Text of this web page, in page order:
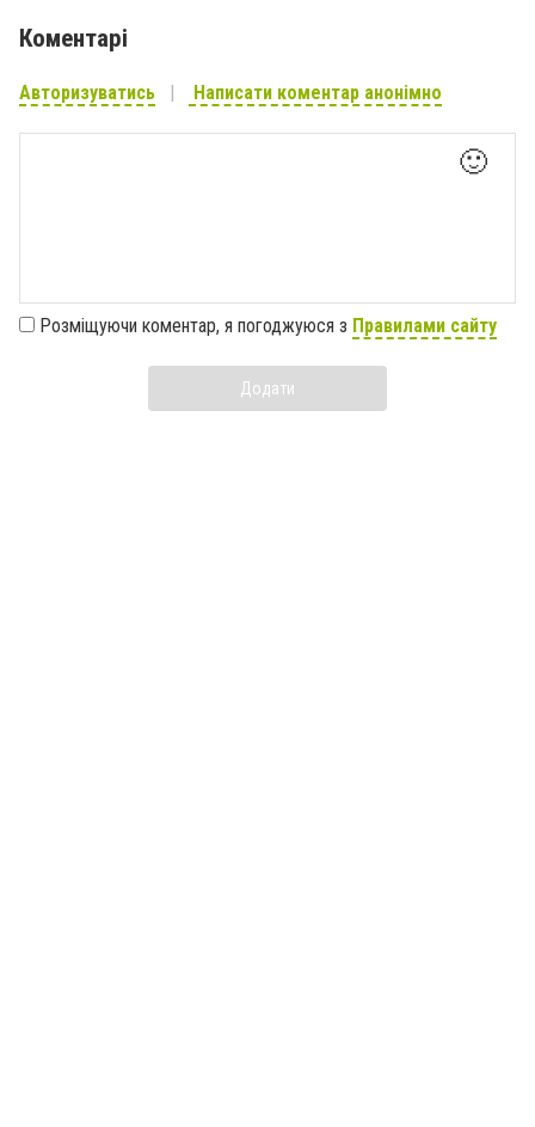
Коментарі
Авторизуватись Написати коментар анонімно
🙂
Розміщуючи коментар, я погоджуюся з Правилами сайту
Додати